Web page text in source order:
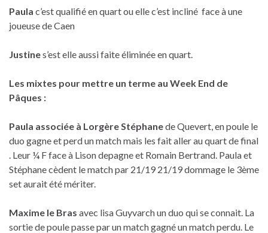
Paula c’est qualifié en quart ou elle c’est incliné face à une
joueuse de Caen
Justines’est elle aussi faite éliminée en quart.
Les mixtes pour mettre un terme au Week End de
Pâques :
Paula associée à Lorgère Stéphanede Quevert, en poule le
duo gagne et perd un match mais les fait aller au quart de final
. Leur ¼ F face à Lison depagne et Romain Bertrand. Paula et
Stéphane cèdent le match par 21/19 21/19 dommage le 3ème
set aurait été mériter.
Maxime le Bras avec lisa Guyvarch un duo qui se connait. La
sortie de poule passe par un match gagné un match perdu. Le